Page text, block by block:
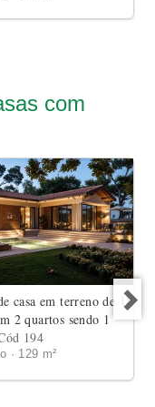
com
casa em terreno de 18
2 quartos sendo 1
194
· 129 m²